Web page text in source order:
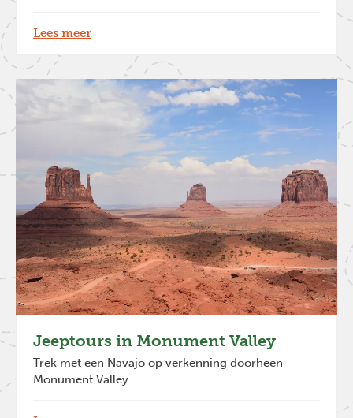
Lees meer
Jeeptours in Monument Valley
Trek met een Navajo op verkenning doorheen
Monument Valley.